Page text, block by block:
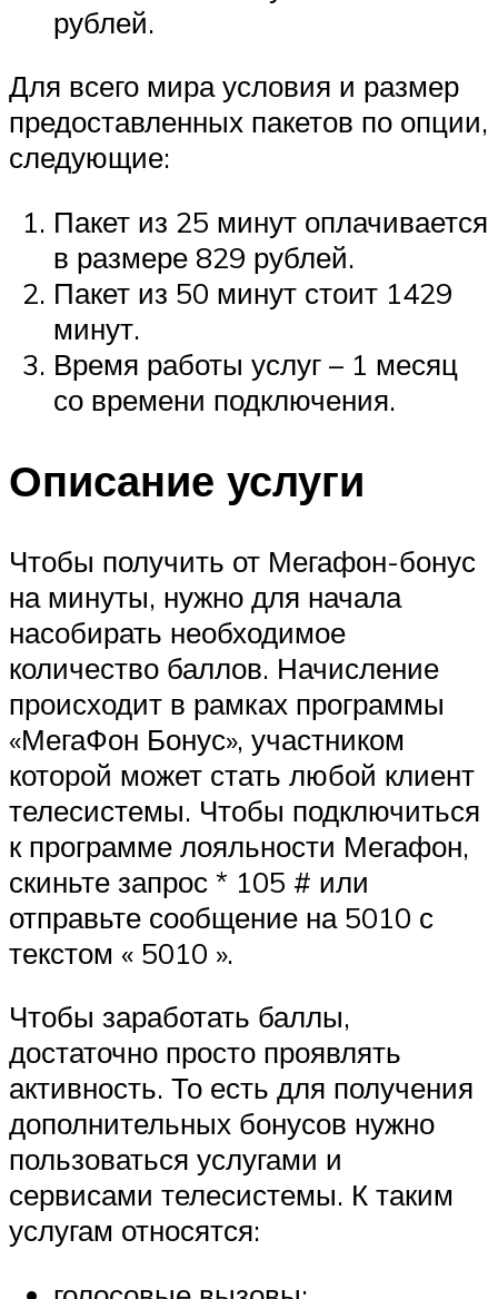
рублей.
Для всего мира условия и размер
предоставленных пакетов по опции,
следующие:
Пакет из 25 минут оплачивается
в размере 829 рублей.
Пакет из 50 минут стоит 1429
минут.
Время работы услуг – 1 месяц
со времени подключения.
Описание услуги
Чтобы получить от Мегафон-бонус
на минуты, нужно для начала
насобирать необходимое
количество баллов. Начисление
происходит в рамках программы
«МегаФон Бонус», участником
которой может стать любой клиент
телесистемы. Чтобы подключиться
к программе лояльности Мегафон,
скиньте запрос * 105 # или
отправьте сообщение на 5010 с
текстом « 5010 ».
Чтобы заработать баллы,
достаточно просто проявлять
активность. То есть для получения
дополнительных бонусов нужно
пользоваться услугами и
сервисами телесистемы. К таким
услугам относятся: